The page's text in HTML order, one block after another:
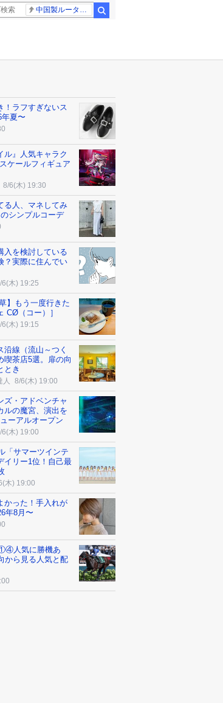
中国製ルーター20機種
！ラフすぎないス
年夏〜
ル』人気キャラク
ケールフィギュア
8/6(木) 19:30
る人、マネしてみ
シンプルコーデ
入を検討している
？実際に住んでい
6(木) 19:25
】もう一度行きた
CØ（コー）］
6(木) 19:15
沿線（流山～つく
喫茶店5選。扉の向
とき
人 8/6(木) 19:00
ズ・アドベンチャ
ルの魔宮、演出を
ーアルオープン
6(木) 19:00
「サマーツインテ
イリー1位！自己最
木) 19:00
かった！手入れが
年8月〜
①④人気に勝機あ
から見る人気と配